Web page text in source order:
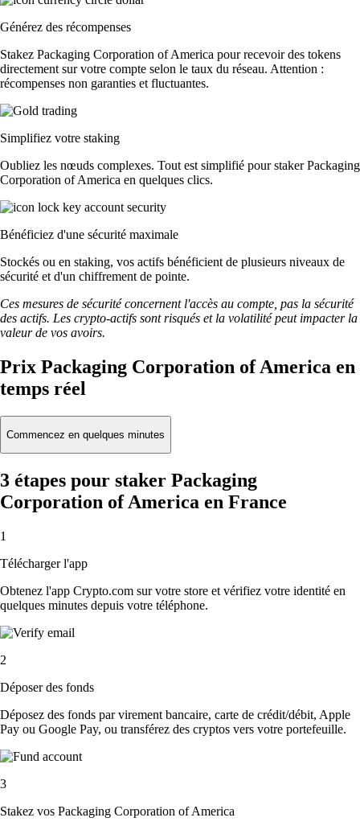
Générez des récompenses
Stakez Packaging Corporation of America pour recevoir des tokens
directement sur votre compte selon le taux du réseau. Attention :
récompenses non garanties et fluctuantes.
Simplifiez votre staking
Oubliez les nœuds complexes. Tout est simplifié pour staker Packaging
Corporation of America en quelques clics.
Bénéficiez d'une sécurité maximale
Stockés ou en staking, vos actifs bénéficient de plusieurs niveaux de
sécurité et d'un chiffrement de pointe.
Ces mesures de sécurité concernent l'accès au compte, pas la sécurité
des actifs. Les crypto-actifs sont risqués et la volatilité peut impacter la
valeur de vos avoirs.
Prix Packaging Corporation of America en
temps réel
Commencez en quelques minutes
3 étapes pour staker Packaging
Corporation of America en France
1
Télécharger l'app
Obtenez l'app Crypto.com sur votre store et vérifiez votre identité en
quelques minutes depuis votre téléphone.
2
Déposer des fonds
Déposez des fonds par virement bancaire, carte de crédit/débit, Apple
Pay ou Google Pay, ou transférez des cryptos vers votre portefeuille.
3
Stakez vos Packaging Corporation of America